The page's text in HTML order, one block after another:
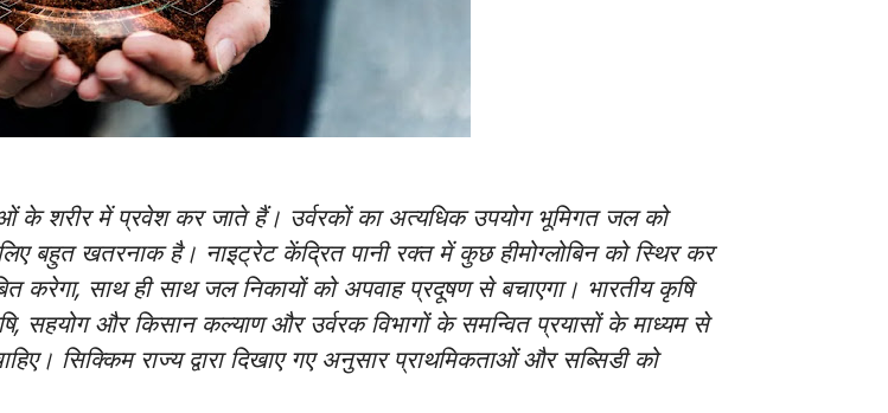
के शरीर में प्रवेश कर जाते हैं। उर्वरकों का अत्यधिक उपयोग भूमिगत जल को
बहुत खतरनाक है। नाइट्रेट केंद्रित पानी रक्त में कुछ हीमोग्लोबिन को स्थिर कर
करेगा, साथ ही साथ जल निकायों को अपवाह प्रदूषण से बचाएगा। भारतीय कृषि
सहयोग और किसान कल्याण और उर्वरक विभागों के समन्वित प्रयासों के माध्यम से
सिक्किम राज्य द्वारा दिखाए गए अनुसार प्राथमिकताओं और सब्सिडी को